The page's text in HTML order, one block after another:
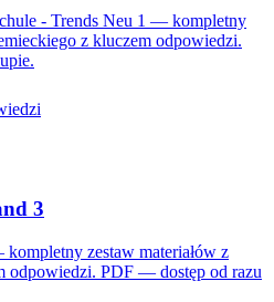
- Trends Neu 1 — kompletny
z kluczem odpowiedzi.
3
zestaw materiałów z
odpowiedzi. PDF — dostęp od razu